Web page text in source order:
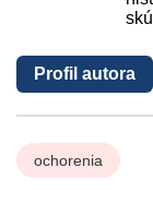
Profil autora
ochorenia